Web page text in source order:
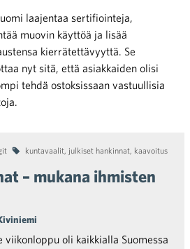
laajentaa sertifiointeja,
muovin käyttöä ja lisää
kierrätettävyyttä. Se
nyt sitä, että asiakkaiden olisi
tehdä ostoksissaan vastuullisia
kuntavaalit, julkiset hankinnat, kaavoitus
– mukana ihmisten
viikonloppu oli kaikkialla Suomessa